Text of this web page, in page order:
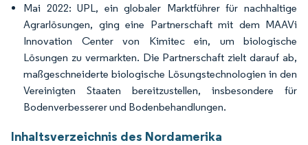
Mai 2022: UPL, ein globaler Marktführer für nachhaltige
Agrarlösungen, ging eine Partnerschaft mit dem MAAVi
Innovation Center von Kimitec ein, um biologische
Lösungen zu vermarkten. Die Partnerschaft zielt darauf ab,
maßgeschneiderte biologische Lösungstechnologien in den
Vereinigten Staaten bereitzustellen, insbesondere für
Bodenverbesserer und Bodenbehandlungen.
Inhaltsverzeichnis des Nordamerika